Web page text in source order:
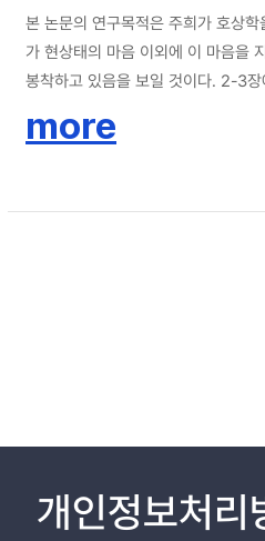
본 논문의 연구목적은 주희가 호상
가 현상태의 마음 이외에 이 마음을
봉착하고 있음을 보일 것이다. 2-3
작용했음을 논구할 것이다.
more
개인정보처리